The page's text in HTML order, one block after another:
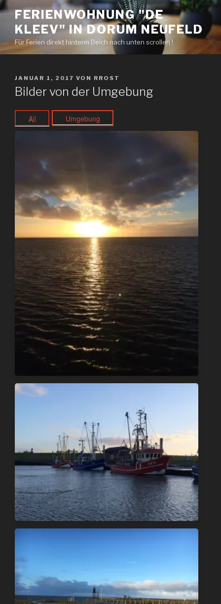
Zum
Inhalt
springen
FERIENWOHNUNG "DE
KLEEV" IN DORUM NEUFELD
Für Ferien direkt hinterm Deich nach unten scrollen !
VERÖFFENTLICHT
AM
JANUAR 1, 2017 VON RROST
Bilder von der Umgebung
All Umgebung